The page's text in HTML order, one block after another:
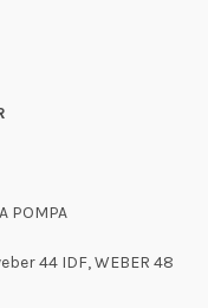
POMPA
44 IDF, WEBER 48